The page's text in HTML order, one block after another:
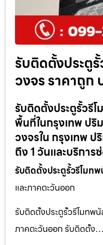
รับติดตั้งประตู
วงจร ราคาถูก
รับติดตั้งประตูรั้วรี
พื้นที่ในกรุงเทพ ปริ
วงจรใน กรุงเทพ
ถึง 1 วันและบริการ
รับติดตั้งประตูรั้วรีโมท
และภาคตะวันออก
รับติดตั้งประตูรั้วรีโมทพ
ภาคตะวันออก รับติดตั้ง…